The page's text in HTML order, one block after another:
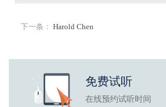
下一条： Harold Chen
免费试听
在线预约试听时间